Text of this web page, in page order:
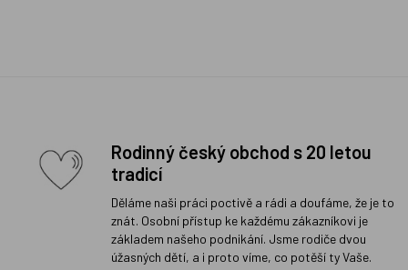
Rodinný český obchod s 20 letou
tradicí
Děláme naši práci poctivě a rádi a doufáme, že je to
znát. Osobní přístup ke každému zákazníkovi je
základem našeho podnikání. Jsme rodiče dvou
úžasných dětí, a i proto víme, co potěší ty Vaše.